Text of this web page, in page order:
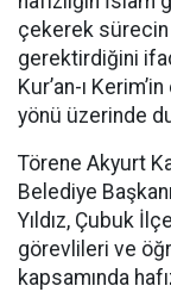
çekerek
gerektirdiğini
Kur’an-ı
yönü üzerinde
Törene Akyurt
Belediye
Yıldız, Çubuk
görevlileri ve
kapsamında